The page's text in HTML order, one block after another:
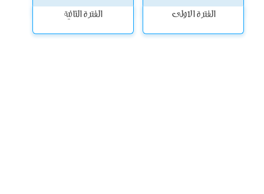
الفترة الاولى الفترة الثانية